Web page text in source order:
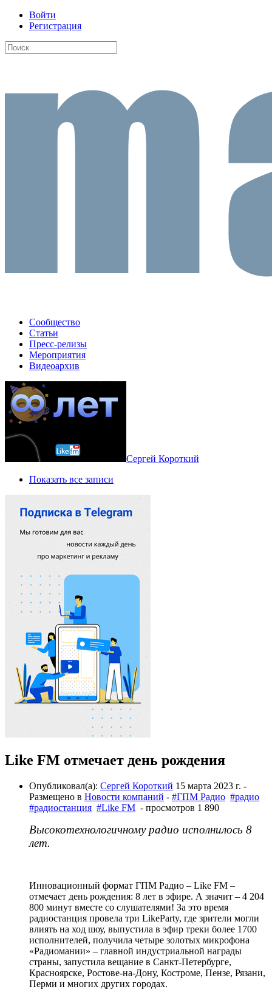
Войти
Регистрация
Сообщество
Статьи
Пресс-релизы
Мероприятия
Видеоархив
Сергей Короткий
Показать все записи
Like FM отмечает день рождения
Опубликовал(а): Сергей Короткий 15 марта 2023 г. -
Размещено в Новости компаний - #ГПМ Радио #радио
#радиостанция #Like FM - просмотров 1 890
Высокотехнологичному радио исполнилось 8
лет.
Инновационный формат ГПМ Радио – Like FM –
отмечает день рождения: 8 лет в эфире. А значит – 4 204
800 минут вместе со слушателями! За это время
радиостанция провела три LikeParty, где зрители могли
влиять на ход шоу, выпустила в эфир треки более 1700
исполнителей, получила четыре золотых микрофона
«Радиомании» – главной индустриальной награды
страны, запустила вещание в Санкт-Петербурге,
Красноярске, Ростове-на-Дону, Костроме, Пензе, Рязани,
Перми и многих других городах.